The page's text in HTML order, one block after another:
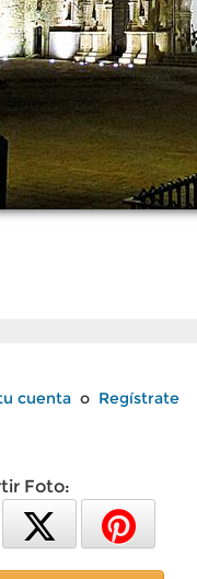
cuenta o Regístrate
Foto: